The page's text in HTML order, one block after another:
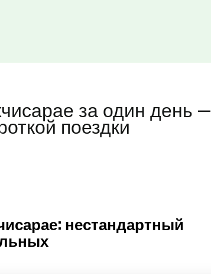
за один день —
поездки
нестандартный